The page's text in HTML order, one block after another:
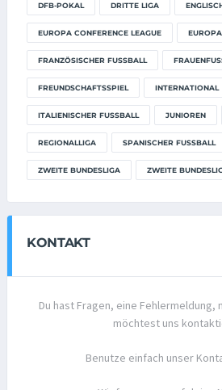
DFB-POKAL DRITTE LIGA
EUROPA CONFERENCE LEAGUE
FRANZÖSISCHER FUSSBALL
FREUNDSCHAFTSSPIEL INTERNATIONAL
ITALIENISCHER FUSSBALL JUNIOREN
REGIONALLIGA SPANISCHER FUSSBALL
ZWEITE BUNDESLIGA ZWEITE
KONTAKT
Du hast Fragen, eine Fehlermeldung,
möchtest uns
Benutze einfach unser